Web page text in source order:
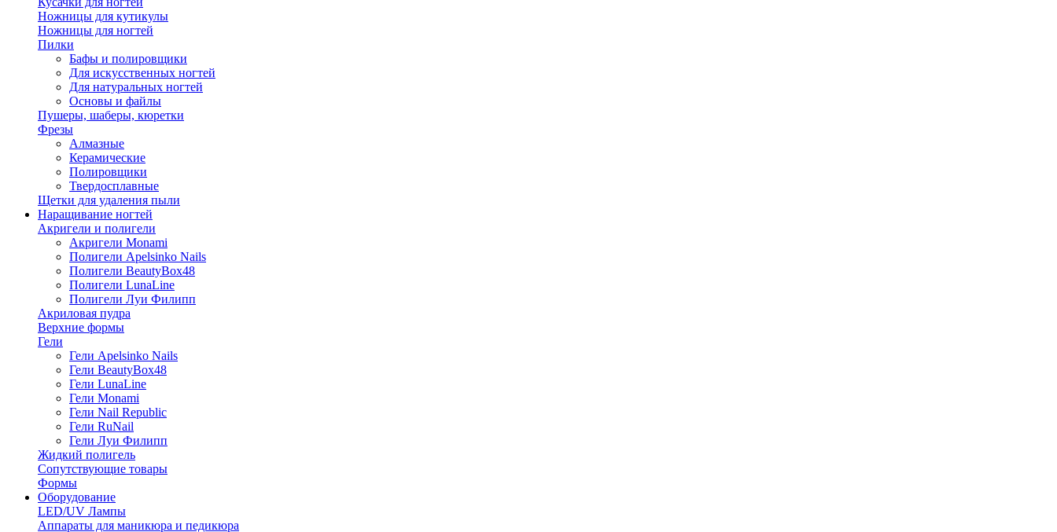
Ножницы для кутикулы
Ножницы для ногтей
Пилки
Бафы и полировщики
Для искусственных ногтей
Для натуральных ногтей
Основы и файлы
Пушеры, шаберы, кюретки
Фрезы
Алмазные
Керамические
Полировщики
Твердосплавные
Щетки для удаления пыли
Наращивание ногтей
Акригели и полигели
Акригели Monami
Полигели Apelsinko Nails
Полигели BeautyBox48
Полигели LunaLine
Полигели Луи Филипп
Акриловая пудра
Верхние формы
Гели
Гели Apelsinko Nails
Гели BeautyBox48
Гели LunaLine
Гели Monami
Гели Nail Republic
Гели RuNail
Гели Луи Филипп
Жидкий полигель
Сопутствующие товары
Формы
Оборудование
LED/UV Лампы
Аппараты для маникюра и педикюра